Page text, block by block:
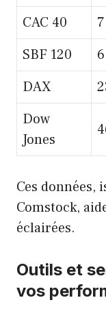
CAC 40
SBF 120
DAX
Dow
Jones
Ces données,
Comstock,
éclairées.
Outils et
vos